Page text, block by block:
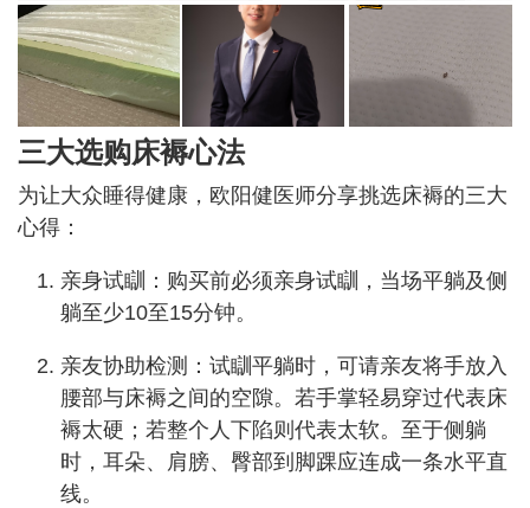
三大选购床褥心法
为让大众睡得健康，欧阳健医师分享挑选床褥的三大
心得：
亲身试瞓：购买前必须亲身试瞓，当场平躺及侧
躺至少10至15分钟。
亲友协助检测：试瞓平躺时，可请亲友将手放入
腰部与床褥之间的空隙。若手掌轻易穿过代表床
褥太硬；若整个人下陷则代表太软。至于侧躺
时，耳朵、肩膀、臀部到脚踝应连成一条水平直
线。